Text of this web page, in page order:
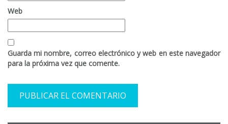
Web
Guarda mi nombre, correo electrónico y web en este navegador
para la próxima vez que comente.